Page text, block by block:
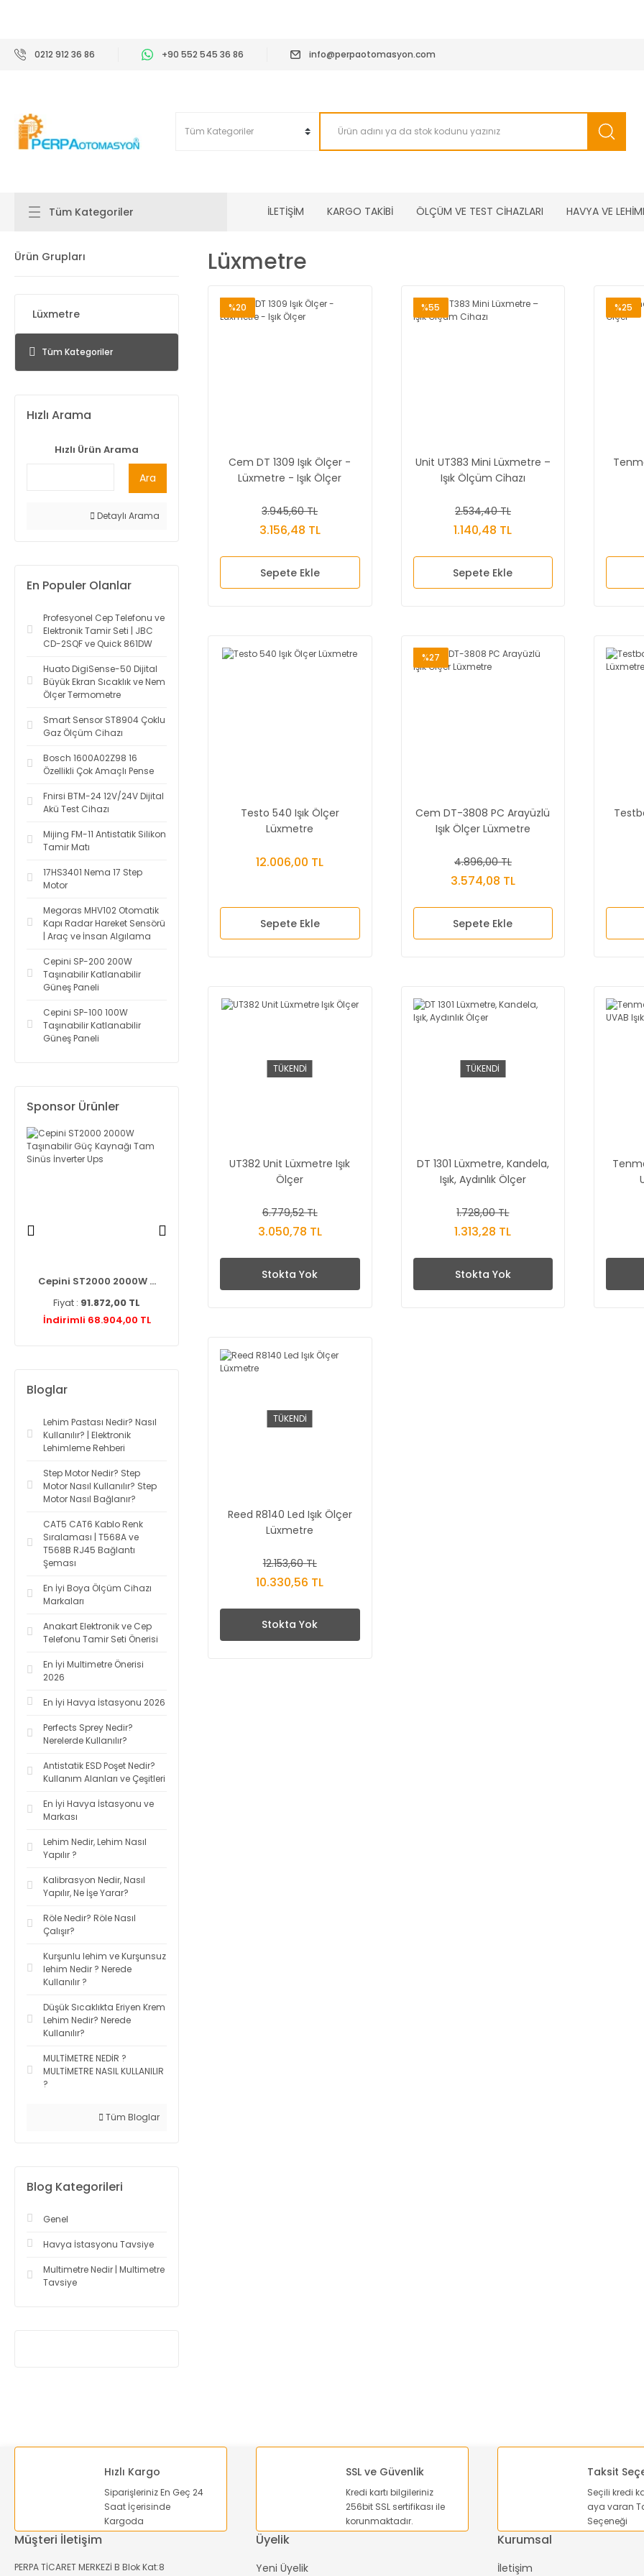
0212 912 36 86 +90 552 545 36 86 info@perpaotomasyon.com
Tüm Kategoriler İLETİŞİM KARGO TAKİBİ ÖLÇÜM VE TEST CİHAZLARI HAVYA VE
Ürün Grupları
Lüxmetre
Tüm Kategoriler
Hızlı Arama
Hızlı Ürün Arama
Ara
Detaylı Arama
En Populer Olanlar
Profesyonel Cep Telefonu ve
Elektronik Tamir Seti | JBC
CD-2SQF ve Quick 861DW
Huato DigiSense-50 Dijital
Büyük Ekran Sıcaklık ve Nem
Ölçer Termometre
Smart Sensor ST8904 Çoklu
Gaz Ölçüm Cihazı
Bosch 1600A02Z98 16
Özellikli Çok Amaçlı Pense
Fnirsi BTM-24 12V/24V Dijital
Akü Test Cihazı
Mijing FM-11 Antistatik Silikon
Tamir Matı
17HS3401 Nema 17 Step
Motor
Megoras MHV102 Otomatik
Kapı Radar Hareket Sensörü
| Araç ve İnsan Algılama
Cepini SP-200 200W
Taşınabilir Katlanabilir
Güneş Paneli
Cepini SP-100 100W
Taşınabilir Katlanabilir
Güneş Paneli
Sponsor Ürünler
ST2000 2000W ...
91.872,00 TL
68.904,00 TL
Knipex 975110 Networ ...
İndirimli 2.425,21 TL
Ze-Tex 8586D Sıcak H ...
Proskit MT-7029N Kab ...
Myscope My-7S
Bloglar
Lehim Pastası Nedir? Nasıl
Kullanılır? | Elektronik
Lehimleme Rehberi
Step Motor Nedir? Step
Motor Nasıl Kullanılır? Step
Motor Nasıl Bağlanır?
CAT5 CAT6 Kablo Renk
Sıralaması | T568A ve
T568B RJ45 Bağlantı
Şeması
En İyi Boya Ölçüm Cihazı
Markaları
Anakart Elektronik ve Cep
Telefonu Tamir Seti Önerisi
En İyi Multimetre Önerisi
2026
En İyi Havya İstasyonu 2026
Perfects Sprey Nedir?
Nerelerde Kullanılır?
Antistatik ESD Poşet Nedir?
Kullanım Alanları ve Çeşitleri
En İyi Havya İstasyonu ve
Markası
Lehim Nedir, Lehim Nasıl
Yapılır ?
Kalibrasyon Nedir, Nasıl
Yapılır, Ne İşe Yarar?
Röle Nedir? Röle Nasıl
Çalışır?
Kurşunlu lehim ve Kurşunsuz
lehim Nedir ? Nerede
Kullanılır ?
Düşük Sıcaklıkta Eriyen Krem
Lehim Nedir? Nerede
Kullanılır?
MULTİMETRE NEDİR ?
MULTİMETRE NASIL KULLANILIR
?
Tüm Bloglar
Blog Kategorileri
Genel
Havya İstasyonu Tavsiye
Multimetre Nedir | Multimetre
Tavsiye
Lüxmetre
%20
Cem DT 1309 Işık Ölçer -
Lüxmetre - Işık Ölçer
3.945,60 TL
3.156,48 TL
Sepete Ekle
%55
Unit UT383 Mini Lüxmetre –
Işık Ölçüm Cihazı
2.534,40 TL
1.140,48 TL
Sepete Ekle
%25
Testo 540 Işık Ölçer
Lüxmetre
12.006,00 TL
Sepete Ekle
%27
Cem DT-3808 PC Arayüzlü
Işık Ölçer Lüxmetre
4.896,00 TL
3.574,08 TL
Sepete Ekle
TÜKENDİ
UT382 Unit Lüxmetre Işık
Ölçer
6.779,52 TL
3.050,78 TL
Stokta Yok
TÜKENDİ
DT 1301 Lüxmetre, Kandela,
Işık, Aydınlık Ölçer
1.728,00 TL
1.313,28 TL
Stokta Yok
TÜKENDİ
Reed R8140 Led Işık Ölçer
Lüxmetre
12.153,60 TL
10.330,56 TL
Stokta Yok
Hızlı Kargo
Siparişleriniz En Geç 24
Saat İçerisinde
Kargoda
SSL ve Güvenlik
Kredi kartı bilgileriniz
256bit SSL sertifikası ile
korunmaktadır.
Taksit
Seçili kredi
aya varan
Seçeneği
Müşteri İletişim
PERPA TİCARET MERKEZİ B Blok Kat:8
Üyelik
Yeni Üyelik
Kurumsal
İletişim